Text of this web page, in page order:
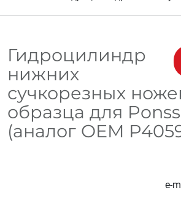
Гидроцилиндр
нижних
сучкорезных
образца для
(аналог OEM
e-